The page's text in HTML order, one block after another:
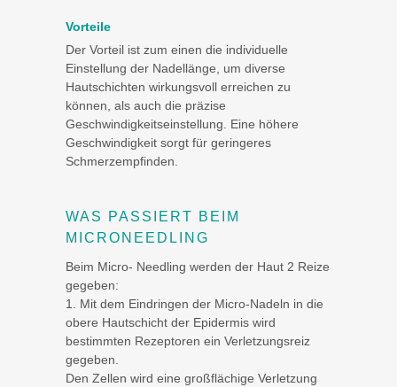
Vorteile
Der Vorteil ist zum einen die individuelle
Einstellung der Nadellänge, um diverse
Hautschichten wirkungsvoll erreichen zu
können, als auch die präzise
Geschwindigkeitseinstellung. Eine höhere
Geschwindigkeit sorgt für geringeres
Schmerzempfinden.
WAS PASSIERT BEIM
MICRONEEDLING
Beim Micro- Needling werden der Haut 2 Reize
gegeben:
1. Mit dem Eindringen der Micro-Nadeln in die
obere Hautschicht der Epidermis wird
bestimmten Rezeptoren ein Verletzungsreiz
gegeben.
Den Zellen wird eine großflächige Verletzung